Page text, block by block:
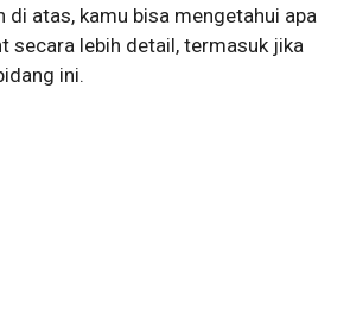
di atas, kamu bisa mengetahui apa
secara lebih detail, termasuk jika
ini.